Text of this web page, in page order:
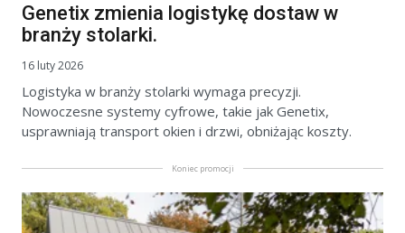
Genetix zmienia logistykę dostaw w
branży stolarki.
16 luty 2026
Logistyka w branży stolarki wymaga precyzji.
Nowoczesne systemy cyfrowe, takie jak Genetix,
usprawniają transport okien i drzwi, obniżając koszty.
Koniec promocji